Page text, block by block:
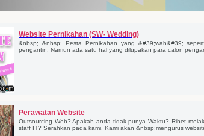
Website Pernikahan (SW- Wedding)
&nbsp; &nbsp; Pesta Pernikahan yang &#39;wah&#39;
pengantin. Namun ada satu hal yang dilupakan para calon
Perawatan Website
Outsourcing Web? Apakah anda tidak punya Waktu? Ribet
staff IT? Serahkan pada kami. Kami akan &nbsp;mengurus